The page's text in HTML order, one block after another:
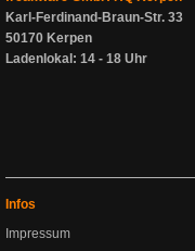
Karl-Ferdinand-Braun-Str. 33
50170 Kerpen
Ladenlokal: 14 - 18 Uhr
Infos
Impressum